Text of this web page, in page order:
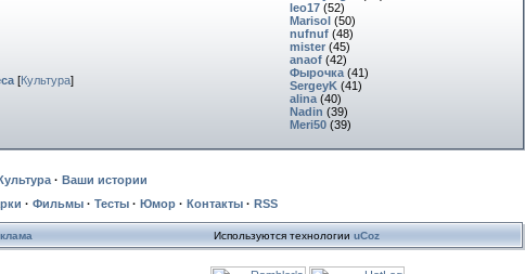
[Культура]
leo17 (52)
Marisol (50)
nufnuf (48)
mister (45)
anaof (42)
Фырочка (41)
SergeyK (41)
alina (40)
Nadin (39)
Meri50 (39)
· Ваши истории
· Фильмы· Тесты· Юмор· Контакты· RSS
Используются технологии uCoz